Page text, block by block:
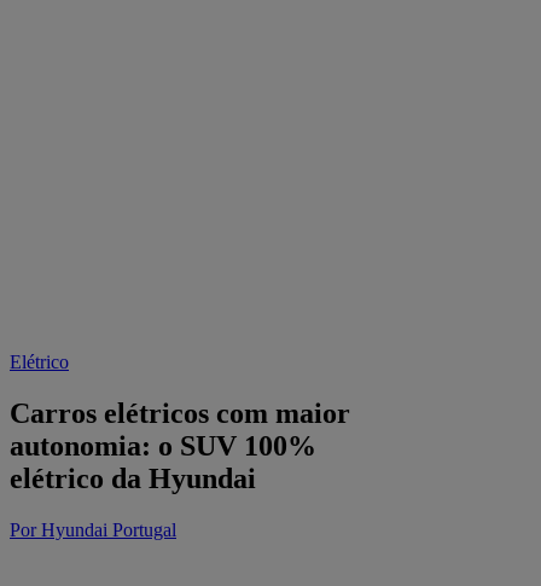
Elétrico
Carros elétricos com maior
autonomia: o SUV 100%
elétrico da Hyundai
Por Hyundai Portugal